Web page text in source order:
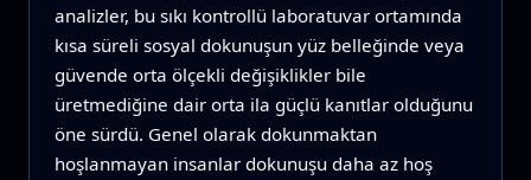
analizler, bu sıkı kontrollü laboratuvar ortamında
kısa süreli sosyal dokunuşun yüz belleğinde veya
güvende orta ölçekli değişiklikler bile
üretmediğine dair orta ila güçlü kanıtlar olduğunu
öne sürdü. Genel olarak dokunmaktan
hoşlanmayan insanlar dokunuşu daha az hoş